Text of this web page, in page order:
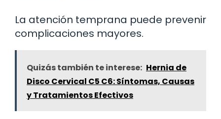
La atención temprana puede prevenir
complicaciones mayores.
Quizás también te interese: Hernia de
Disco Cervical C5 C6: Síntomas, Causas
y Tratamientos Efectivos